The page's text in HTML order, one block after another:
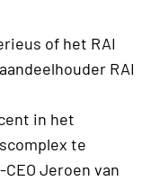
of het RAI
RAI
in het
te
Jeroen van